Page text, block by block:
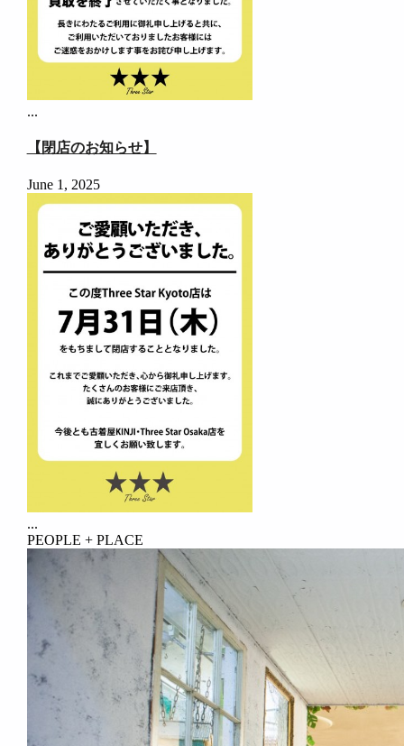
...
【閉店のお知らせ】
June 1, 2025
...
PEOPLE + PLACE